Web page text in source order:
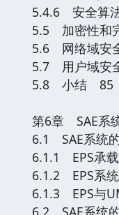
5.4.6 安全算
5.5 加密性和
5.6 网络域
5.7 用户域安
5.8 小结 85
第6章 SAE系
6.1 SAE系统
6.1.1 EPS承
6.1.2 EPS系
6.1.3 EPS与
6.2 SAE系统